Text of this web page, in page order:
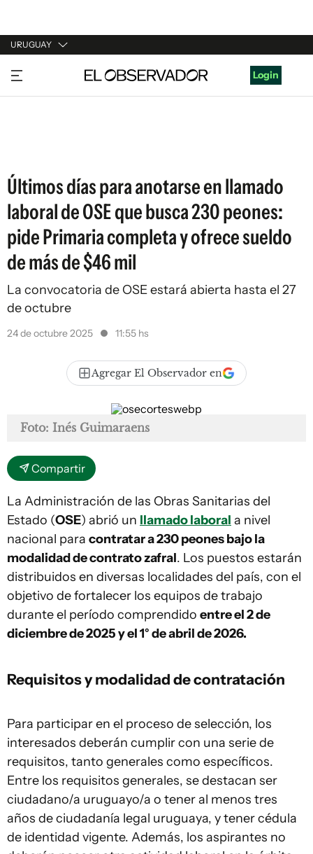
URUGUAY
URUGUAY
ARGENTINA
Login
Últimos días para anotarse en llamado
laboral de OSE que busca 230 peones:
pide Primaria completa y ofrece sueldo
de más de $46 mil
La convocatoria de OSE estará abierta hasta el 27
de octubre
24 de octubre 2025 11:55 hs
Agregar El Observador en
Foto: Inés Guimaraens
Compartir
La Administración de las Obras Sanitarias del
Estado (OSE) abrió un llamado laboral a nivel
nacional para contratar a 230 peones bajo la
modalidad de contrato zafral. Los puestos estarán
distribuidos en diversas localidades del país, con el
objetivo de fortalecer los equipos de trabajo
durante el período comprendido entre el 2 de
diciembre de 2025 y el 1° de abril de 2026.
Requisitos y modalidad de contratación
Para participar en el proceso de selección, los
interesados deberán cumplir con una serie de
requisitos, tanto generales como específicos.
Entre los requisitos generales, se destacan ser
ciudadano/a uruguayo/a o tener al menos tres
años de ciudadanía legal uruguaya, y tener cédula
de identidad vigente. Además, los aspirantes no